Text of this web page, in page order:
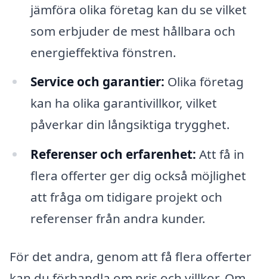
jämföra olika företag kan du se vilket
som erbjuder de mest hållbara och
energieffektiva fönstren.
Service och garantier: Olika företag
kan ha olika garantivillkor, vilket
påverkar din långsiktiga trygghet.
Referenser och erfarenhet: Att få in
flera offerter ger dig också möjlighet
att fråga om tidigare projekt och
referenser från andra kunder.
För det andra, genom att få flera offerter